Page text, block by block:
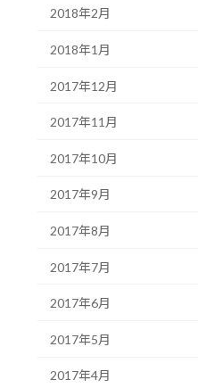
2018年2月
2018年1月
2017年12月
2017年11月
2017年10月
2017年9月
2017年8月
2017年7月
2017年6月
2017年5月
2017年4月